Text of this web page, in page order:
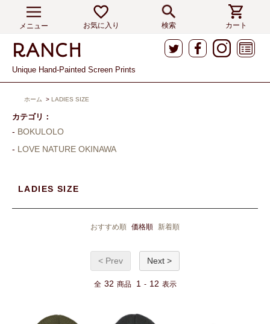
メニュー お気に入り 検索 カート
Unique Hand-Painted Screen Prints
ホーム > LADIES SIZE
カテゴリ：
BOKULOLO
LOVE NATURE OKINAWA
LADIES SIZE
おすすめ順 価格順 新着順
< Prev Next >
全 32 商品 1 - 12 表示